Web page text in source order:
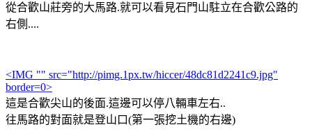
從合歡山莊旁的大馬路.就可以看見石門山駐立在合歡公路的
右側....
<IMG "" src="http://pimg.1px.tw/hiccer/48dc81d2241c9.jpg"
border=0>
這是合歡尖山的後面.這邊可以停八輛車左右..
往馬路的對面就是登山口(第一張挖土機的右邊)